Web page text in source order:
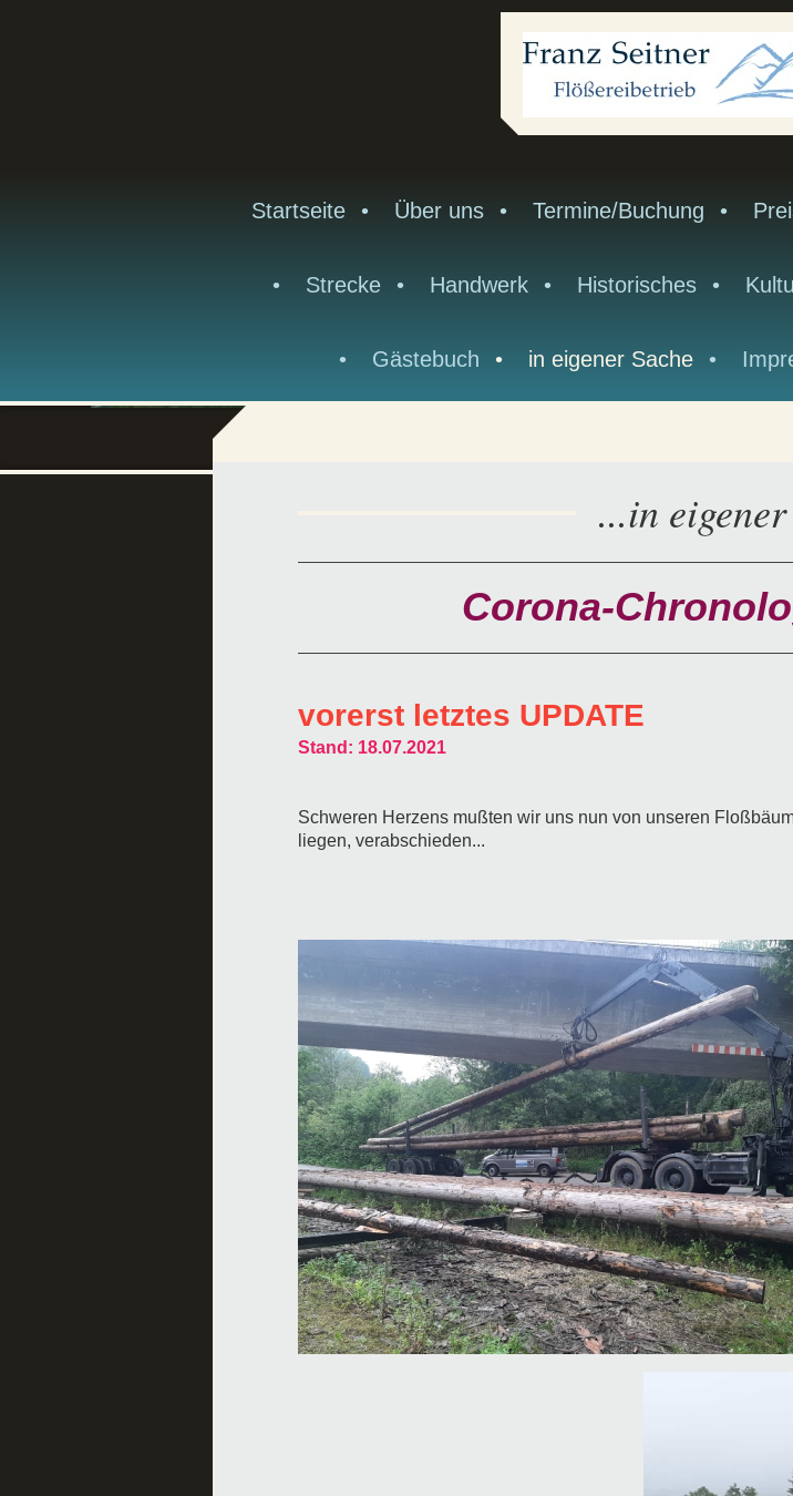
Startseite Über uns Termine/Buchung
Strecke Handwerk Historisches
Gästebuch in eigener Sache
...in
Corona-
vorerst letztes UPDATE
Stand: 18.07.2021
Schweren Herzens mußten wir uns nun von unseren
liegen, verabschieden...